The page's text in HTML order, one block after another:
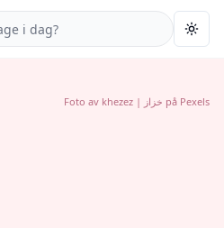
Foto av khezez | خزاز på Pexels